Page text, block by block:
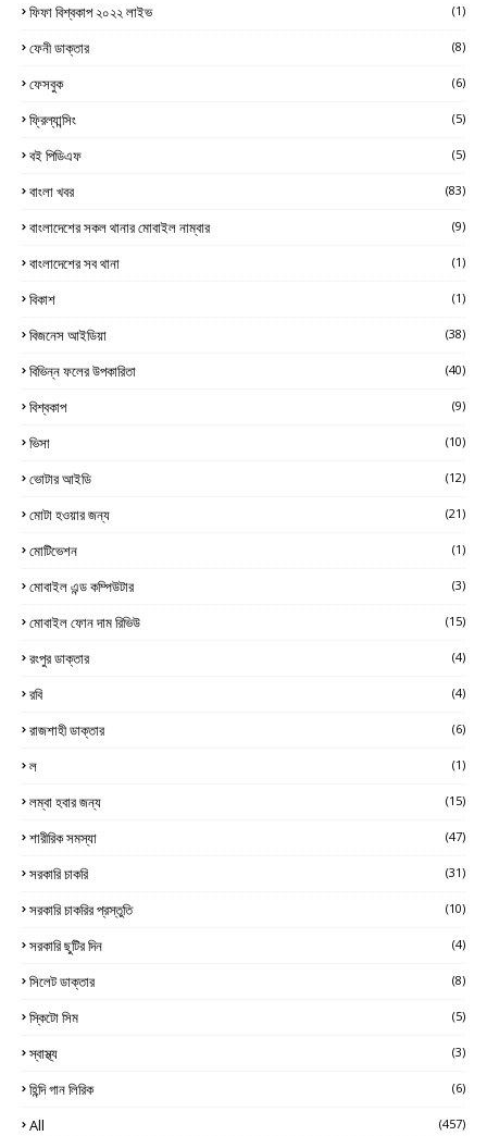
ফিফা বিশ্বকাপ ২০২২ লাইভ (1)
ফেনী ডাক্তার (8)
ফেসবুক (6)
ফ্রিল্যান্সিং (5)
বই পিডিএফ (5)
বাংলা খবর (83)
বাংলাদেশের সকল থানার মোবাইল নাম্বার (9)
বাংলাদেশের সব থানা (1)
বিকাশ (1)
বিজনেস আইডিয়া (38)
বিভিন্ন ফলের উপকারিতা (40)
বিশ্বকাপ (9)
ভিসা (10)
ভোটার আইডি (12)
মোটা হওয়ার জন্য (21)
মোটিভেশন (1)
মোবাইল এন্ড কম্পিউটার (3)
মোবাইল ফোন দাম রিভিউ (15)
রংপুর ডাক্তার (4)
রবি (4)
রাজশাহী ডাক্তার (6)
ল (1)
লম্বা হবার জন্য (15)
শারীরিক সমস্যা (47)
সরকারি চাকরি (31)
সরকারি চাকরির প্রস্তুতি (10)
সরকারি ছুটির দিন (4)
সিলেট ডাক্তার (8)
স্কিটো সিম (5)
স্বাস্থ্য (3)
হিন্দি গান লিরিক (6)
All (457)